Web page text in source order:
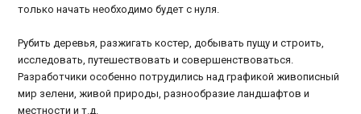
только начать необходимо будет с нуля.
Рубить деревья, разжигать костер, добывать пущу и строить,
исследовать, путешествовать и совершенствоваться.
Разработчики особенно потрудились над графикой живописный
мир зелени, живой природы, разнообразие ландшафтов и
местности и т.д.